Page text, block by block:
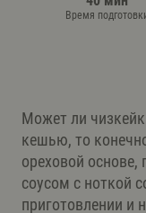
Время
Может ли
кешью, то
ореховой
соусом с ноткой
приготовлении и